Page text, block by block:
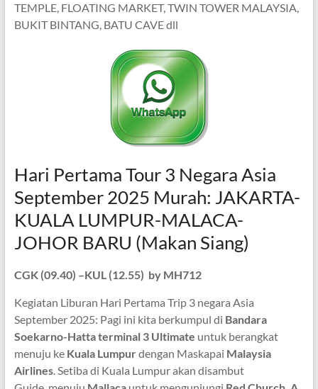
TEMPLE, FLOATING MARKET, TWIN TOWER MALAYSIA,
BUKIT BINTANG, BATU CAVE dll
Hari Pertama Tour 3 Negara Asia
September 2025 Murah: JAKARTA-
KUALA LUMPUR-MALACA-
JOHOR BARU (Makan Siang)
CGK (09.40) –KUL (12.55) by MH712
Kegiatan Liburan Hari Pertama Trip 3 negara Asia
September 2025: Pagi ini kita berkumpul di Bandara
Soekarno-Hatta terminal 3 Ultimate untuk berangkat
menuju ke Kuala Lumpurdengan Maskapai Malaysia
Airlines. Setiba di Kuala Lumpur akan disambut